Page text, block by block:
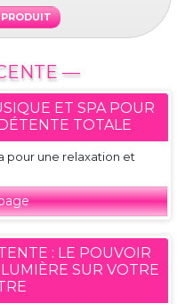
—
ET SPA POUR
TOTALE
pour une relaxation et
: LE POUVOIR
SUR VOTRE